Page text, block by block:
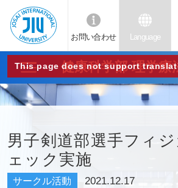
JIU
城西
国際
大学
お問い合わせ Language
This page does not support
健康科学部 理学療
男子剣道部選手フィ
ェック実施
サークル活動 2021.12.17